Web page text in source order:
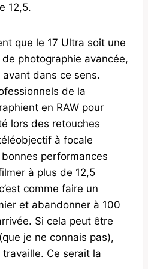
12,5.
que le 17 Ultra soit une
photographie avancée,
dans ce sens.
de la
en RAW pour
lors des retouches
à focale
performances
à plus de 12,5
comme faire un
et abandonner à 100
Si cela peut être
je ne connais pas),
travaille. Ce serait la